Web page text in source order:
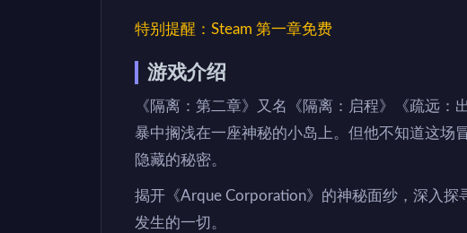
特别提醒：Steam 第一章免费
游戏介绍
《隔离：第二章》又名《隔离：启程》《疏远
暴中搁浅在一座神秘的小岛上。但他不知道这场
隐藏的秘密。
揭开《Arque Corporation》的神秘面纱，深入
发生的一切。